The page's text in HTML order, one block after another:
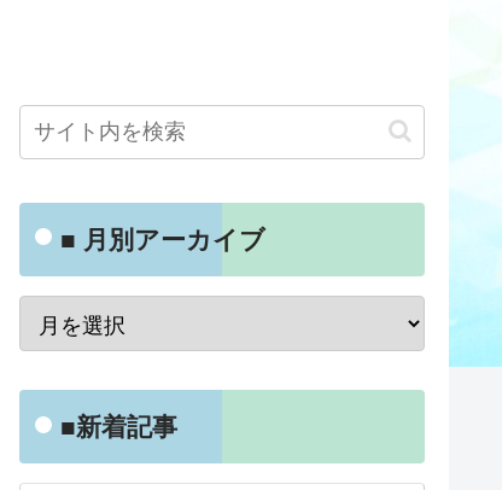
■ 月別アーカイブ
■新着記事